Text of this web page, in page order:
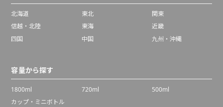
北海道 東北
関東
信越・北陸
東海
近畿
四国
中国 九州・沖縄
容量から探す
1800ml 720ml
500ml
カップ・ミニボトル